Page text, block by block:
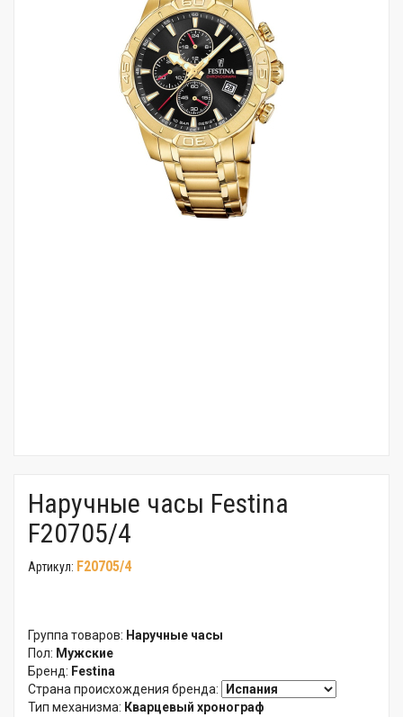
Наручные часы Festina
F20705/4
Артикул: F20705/4
Группа товаров: Наручные часы
Пол: Мужские
Бренд: Festina
Страна происхождения бренда:
Тип механизма: Кварцевый хронограф